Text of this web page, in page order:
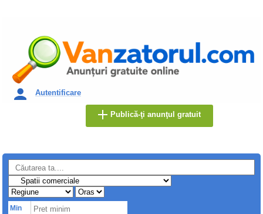
Autentificare
Publică-ţi anunţul gratuit
Min